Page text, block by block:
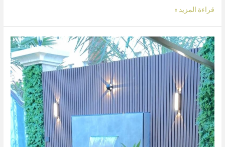
قراءة المزيد »